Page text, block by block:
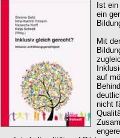
Ist
ein
Mit
auf
nicht